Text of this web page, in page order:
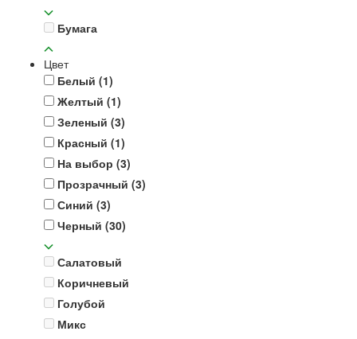
Бумага
Цвет
Белый (1)
Желтый (1)
Зеленый (3)
Красный (1)
На выбор (3)
Прозрачный (3)
Синий (3)
Черный (30)
Салатовый
Коричневый
Голубой
Микс